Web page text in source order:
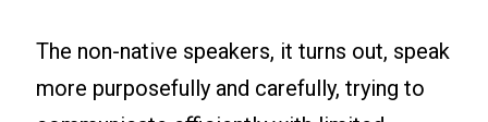
The non-native speakers, it turns out, speak
more purposefully and carefully, trying to